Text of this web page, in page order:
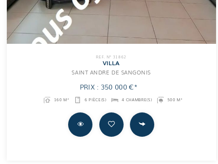
REF. N° 31862
VILLA
SAINT ANDRE DE SANGONIS
PRIX : 350 000 €*
160 M² 6 PIÈCE(S) 4 CHAMBRE(S) 500 M²